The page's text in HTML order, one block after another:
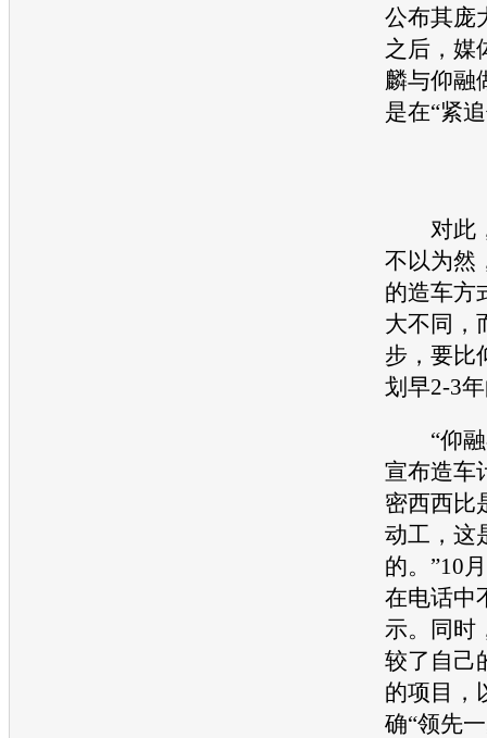
公布其庞
之后，媒
麟与仰融
是在“紧
对此，
不以为然
的造车方
大不同，
步，要比
划早2-3
“仰融
宣布造车
密西西比
动工，这
的。”10
在电话中
示。同时
较了自己
的项目，
确“领先